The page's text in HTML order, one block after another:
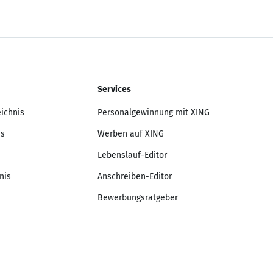
Services
Personalgewinnung mit XING
Werben auf XING
Lebenslauf-Editor
Anschreiben-Editor
Bewerbungsratgeber